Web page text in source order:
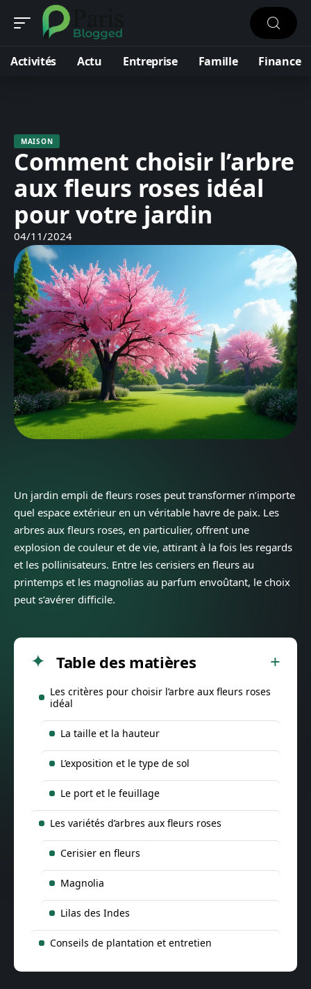
Activités Actu Entreprise Famille Finance
MAISON
Comment choisir l’arbre
aux fleurs roses idéal
pour votre jardin
04/11/2024
Un jardin empli de fleurs roses peut transformer n’importe
quel espace extérieur en un véritable havre de paix. Les
arbres aux fleurs roses, en particulier, offrent une
explosion de couleur et de vie, attirant à la fois les regards
et les pollinisateurs. Entre les cerisiers en fleurs au
printemps et les magnolias au parfum envoûtant, le choix
peut s’avérer difficile.
Table des matières
Les critères pour choisir l’arbre aux fleurs roses
idéal
La taille et la hauteur
L’exposition et le type de sol
Le port et le feuillage
Les variétés d’arbres aux fleurs roses
Cerisier en fleurs
Magnolia
Lilas des Indes
Conseils de plantation et entretien